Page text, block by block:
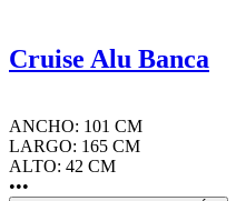
Cruise Alu Banca
ANCHO: 101 CM
LARGO: 165 CM
ALTO: 42 CM
•••